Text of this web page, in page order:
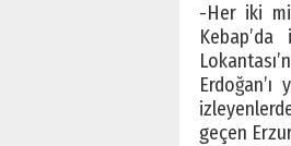
-Her iki
geçen